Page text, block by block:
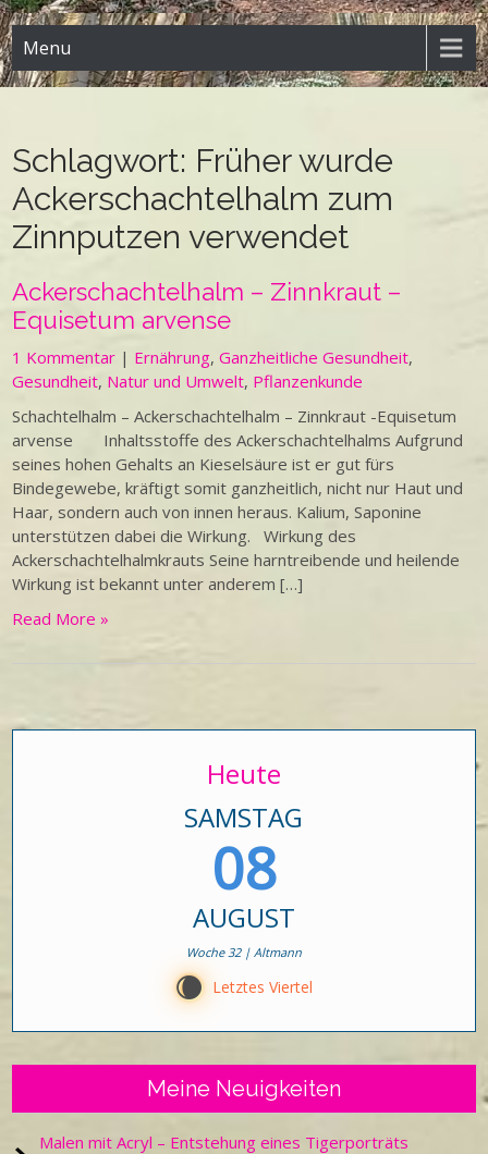
Menu
Schlagwort: Früher wurde
Ackerschachtelhalm zum
Zinnputzen verwendet
Ackerschachtelhalm – Zinnkraut –
Equisetum arvense
1 Kommentar | Ernährung,Ganzheitliche Gesundheit,
Gesundheit, Natur und Umwelt, Pflanzenkunde
Schachtelhalm – Ackerschachtelhalm – Zinnkraut -Equisetum
arvense Inhaltsstoffe des Ackerschachtelhalms Aufgrund
seines hohen Gehalts an Kieselsäure ist er gut fürs
Bindegewebe, kräftigt somit ganzheitlich, nicht nur Haut und
Haar, sondern auch von innen heraus. Kalium, Saponine
unterstützen dabei die Wirkung. Wirkung des
Ackerschachtelhalmkrauts Seine harntreibende und heilende
Wirkung ist bekannt unter anderem […]
Read More »
Heute
SAMSTAG
08
AUGUST
Woche 32 | Altmann
W Letztes Viertel
Meine Neuigkeiten
Malen mit Acryl – Entstehung eines Tigerporträts